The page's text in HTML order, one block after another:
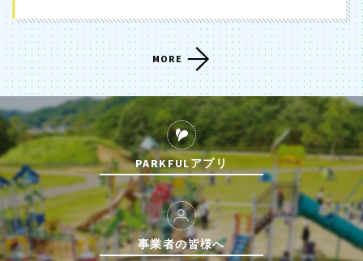
MORE
PARKFULアプリ
事業者の皆様へ